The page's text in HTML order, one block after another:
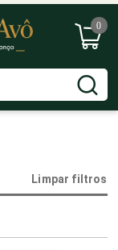
0
Limpar filtros